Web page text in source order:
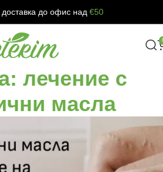
доставка до офис над €50
лечение с
масла